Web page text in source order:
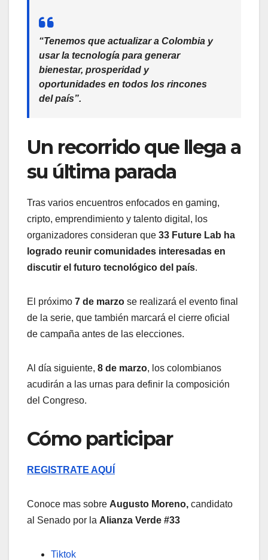
“Tenemos que actualizar a Colombia y
usar la tecnología para generar
bienestar, prosperidad y
oportunidades en todos los rincones
del país”.
Un recorrido que llega a
su última parada
Tras varios encuentros enfocados en gaming,
cripto, emprendimiento y talento digital, los
organizadores consideran que 33 Future Lab ha
logrado reunir comunidades interesadas en
discutir el futuro tecnológico del país.
El próximo 7 de marzo se realizará el evento final
de la serie, que también marcará el cierre oficial
de campaña antes de las elecciones.
Al día siguiente, 8 de marzo, los colombianos
acudirán a las urnas para definir la composición
del Congreso.
Cómo participar
REGISTRATE AQUÍ
Conoce mas sobre Augusto Moreno, candidato
al Senado por la Alianza Verde #33
Tiktok